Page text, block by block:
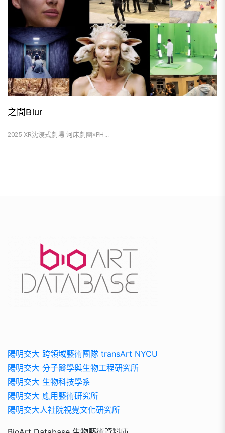
之間Blur
2025 XR沈浸式劇場 河床劇團×PH...
陽明交大 跨領域藝術團隊 transArt NYCU
陽明交大 分子醫學與生物工程研究所
陽明交大 生物科技學系
陽明交大 應用藝術研究所
陽明交大人社院視覺文化研究所